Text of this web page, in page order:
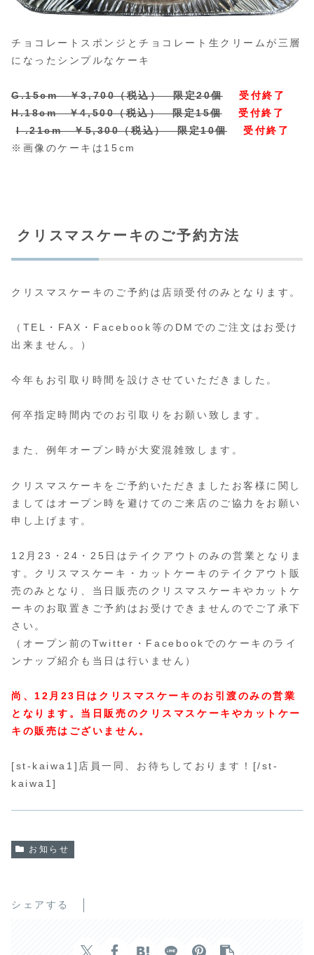
チョコレートスポンジとチョコレート生クリームが三層
になったシンプルなケーキ
G.15cm ￥3,700（税込） 限定20個
受付終了
H.18cm ￥4,500（税込） 限定15個
受付終了
I .21cm ￥5,300（税込） 限定10個
受付終了
※画像のケーキは15cm
クリスマスケーキのご予約方法
クリスマスケーキのご予約は店頭受付のみ となります。
（TEL・FAX・Facebook等のDMでのご注文はお受け
出来ません。）
今年もお引取り時間を設けさせていただきました。
何卒指定時間内でのお引取りをお願い致します。
また、例年オープン時が大変混雑致します。
クリスマスケーキをご予約いただきましたお客様に関し
ましてはオープン時を避けてのご来店のご協力をお願い
申し上げます。
12月23・24・25日はテイクアウトのみの営業 となりま
す。クリスマスケーキ・カットケーキのテイクアウト販
売のみとなり、当日販売のクリスマスケーキやカットケ
ーキのお取置きご予約はお受けできませんのでご了承下
さい。
（オープン前のTwitter・Facebookでのケーキのライ
ンナップ紹介も当日は行いません）
尚、12月23日はクリスマスケーキのお引渡のみの営業
となります。当日販売のクリスマスケーキやカットケー
キの販売はございません。
[st-kaiwa1]店員一同、お待ちしております！[/st-
kaiwa1]
お知らせ
シェアする